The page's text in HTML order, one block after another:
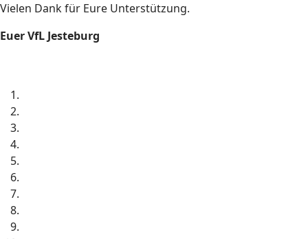
Vielen Dank für Eure Unterstützung.
Euer VfL Jesteburg